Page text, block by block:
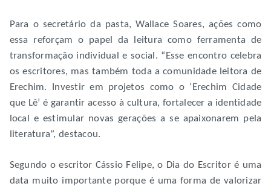
Para o secretário da pasta, Wallace Soares, ações como
essa reforçam o papel da leitura como ferramenta de
transformação individual e social. “Esse encontro celebra
os escritores, mas também toda a comunidade leitora de
Erechim. Investir em projetos como o ‘Erechim Cidade
que Lê’ é garantir acesso à cultura, fortalecer a identidade
local e estimular novas gerações a se apaixonarem pela
literatura”, destacou.
Segundo o escritor Cássio Felipe, o Dia do Escritor é uma
data muito importante porque é uma forma de valorizar